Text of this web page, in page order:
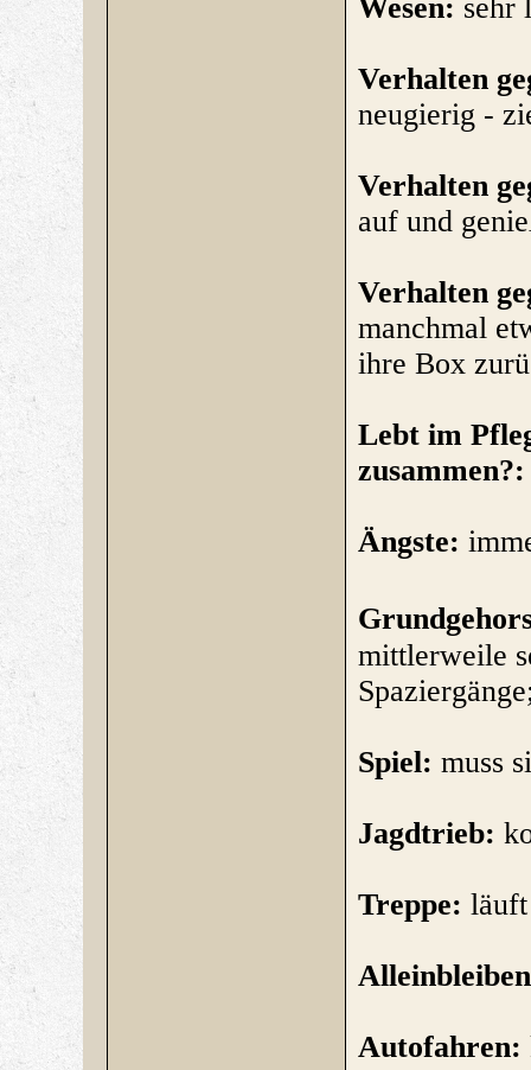
Wesen: sehr
Verhalten
neugierig -
Verhalten
auf und
Verhalten
manchmal
ihre Box
Lebt im
Ängste:
mittlerweile
Spiel: muss
Jagdtrieb:
Treppe:
Autofahren: